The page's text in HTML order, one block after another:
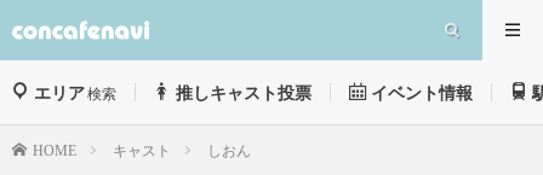
エリア検索 推しキャスト投票 イベント情報
HOME キャスト しおん